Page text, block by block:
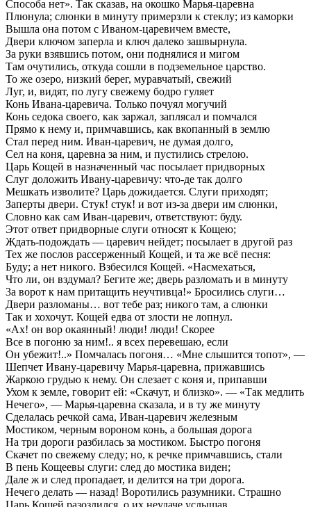
Способа нет». Так сказав, на окошко Марья-царевна
Плюнула; слюнки в минуту примерзли к стеклу; из каморки
Вышла она потом с Иваном-царевичем вместе,
Двери ключом заперла и ключ далеко зашвырнула.
За руки взявшись потом, они поднялися и мигом
Там очутились, откуда сошли в подземельное царство.
То же озеро, низкий берег, муравчатый, свежий
Луг, и, видят, по лугу свежему бодро гуляет
Конь Ивана-царевича. Только почуял могучий
Конь седока своего, как заржал, заплясал и помчался
Прямо к нему и, примчавшись, как вкопанный в землю
Стал перед ним. Иван-царевич, не думая долго,
Сел на коня, царевна за ним, и пустились стрелою.
Царь Кощей в назначенный час посылает придворных
Слуг доложить Ивану-царевичу: что-де так долго
Мешкать изволите? Царь дожидается. Слуги приходят;
Заперты двери. Стук! стук! и вот из-за двери им слюнки,
Словно как сам Иван-царевич, ответствуют: буду.
Этот ответ придворные слуги относят к Кощею;
Ждать-подождать — царевич нейдет; посылает в другой раз
Тех же послов рассерженный Кощей, и та же всё песня:
Буду; а нет никого. Взбесился Кощей. «Насмехаться,
Что ли, он вздумал? Бегите же; дверь разломать и в минуту
3а ворот к нам притащить неучтивца!» Бросились слуги…
Двери разломаны… вот тебе раз; никого там, а слюнки
Так и хохочут. Кощей едва от злости не лопнул.
«Ах! он вор окаянный! люди! люди! Скорее
Все в погоню за ним!.. я всех перевешаю, если
Он убежит!..» Помчалась погоня… «Мне слышится топот», —
Шепчет Ивану-царевичу Марья-царевна, прижавшись
Жаркою грудью к нему. Он слезает с коня и, припавши
Ухом к земле, говорит ей: «Скачут, и близко». — «Так медлить
Нечего», — Марья-царевна сказала, и в ту же минуту
Сделалась речкой сама, Иван-царевич железным
Мостиком, черным вороном конь, а большая дорога
На три дороги разбилась за мостиком. Быстро погоня
Скачет по свежему следу; но, к речке примчавшись, стали
В пень Кощеевы слуги: след до мостика виден;
Дале ж и след пропадает, и делится на три дорога.
Нечего делать — назад! Воротились разумники. Страшно